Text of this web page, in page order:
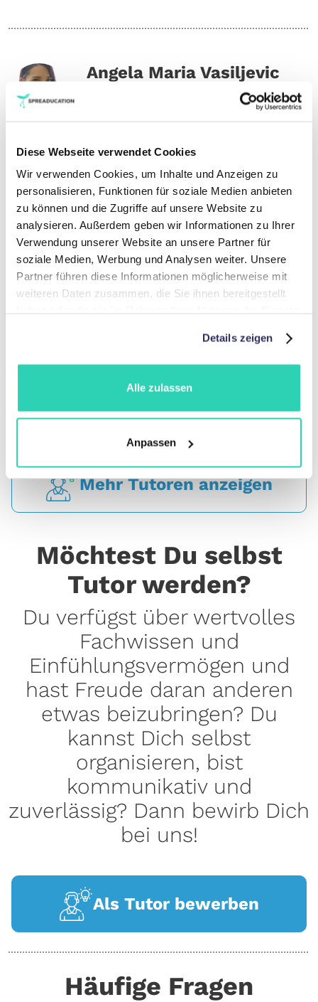
Diese Webseite verwendet Cookies
Wir verwenden Cookies, um Inhalte und Anzeigen zu
personalisieren, Funktionen für soziale Medien anbieten
zu können und die Zugriffe auf unsere Website zu
analysieren. Außerdem geben wir Informationen zu Ihrer
Verwendung unserer Website an unsere Partner für
soziale Medien, Werbung und Analysen weiter. Unsere
Partner führen diese Informationen möglicherweise mit
weiteren Daten zusammen, die Sie ihnen bereitgestellt
Details zeigen
Alle zulassen
Anpassen
Angela Maria Vasiljevic
Fächer:
Englisch
Politik
Klassenstufen:
Grundschule
Unterstufe
Mittelstufe
Mehr Tutoren anzeigen
Möchtest Du selbst
Tutor werden?
Du verfügst über wertvolles
Fachwissen und
Einfühlungsvermögen und
hast Freude daran anderen
etwas beizubringen? Du
kannst Dich selbst
organisieren, bist
kommunikativ und
zuverlässig? Dann bewirb Dich
bei uns!
Als Tutor bewerben
Häufige Fragen